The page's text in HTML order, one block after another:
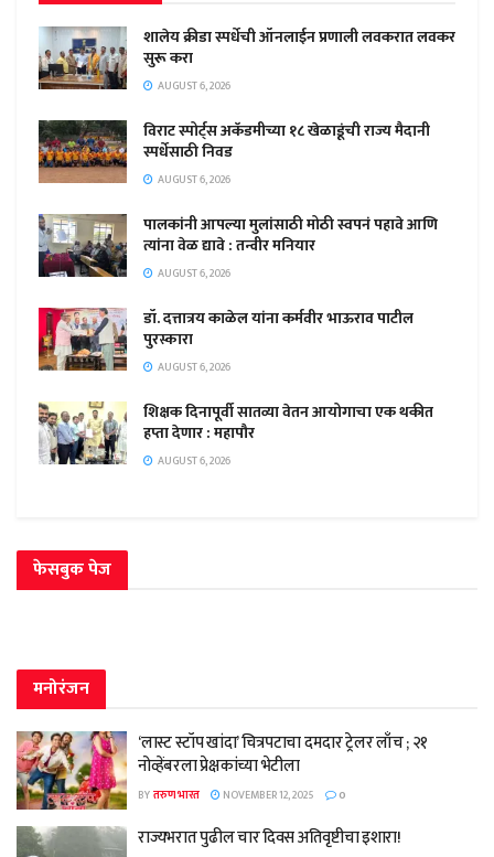
शालेय क्रीडा स्पर्धेची ऑनलाईन प्रणाली लवकरात लवकर
सुरू करा
AUGUST 6, 2026
विराट स्पोर्ट्स अकॅडमीच्या १८ खेळाडूंची राज्य मैदानी
स्पर्धेसाठी निवड
AUGUST 6, 2026
पालकांनी आपल्या मुलांसाठी मोठी स्वपनं पहावे आणि
त्यांना वेळ द्यावे : तन्वीर मनियार
AUGUST 6, 2026
डॉ. दत्तात्रय काळेल यांना कर्मवीर भाऊराव पाटील
पुरस्कारा
AUGUST 6, 2026
शिक्षक दिनापूर्वी सातव्या वेतन आयोगाचा एक थकीत
हप्ता देणार : महापौर
AUGUST 6, 2026
फेसबुक पेज
मनोरंजन
‘लास्ट स्टॉप खांदा’ चित्रपटाचा दमदार ट्रेलर लाँच ; २१
नोव्हेंबरला प्रेक्षकांच्या भेटीला
BYतरुण भारत NOVEMBER 12, 2025 0
राज्यभरात पुढील चार दिवस अतिवृष्टीचा इशारा!